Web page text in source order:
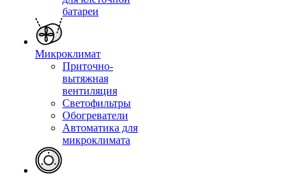
батареи
Микроклимат
Приточно-
вытяжная
вентиляция
Светофильтры
Обогреватели
Автоматика для
микроклимата